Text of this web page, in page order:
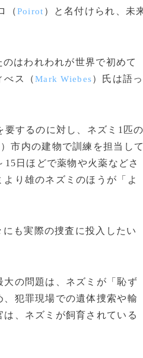
（Poirot ）と名付けられ、未
はわれわれが世界で初めて
べス（Mark Wiebes）氏は語っ
するのに対し、ネズミ1匹
）市内の建物で訓練を担当し
日ほどで薬物や火薬などさ
り雄のネズミのほうが「よ
も実際の捜査に投入したい
の問題は、ネズミが「恥ず
犯罪現場での遺体捜索や輸
、ネズミが飼育されている